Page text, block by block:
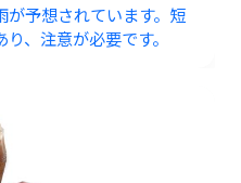
予想されています。短
、注意が必要です。